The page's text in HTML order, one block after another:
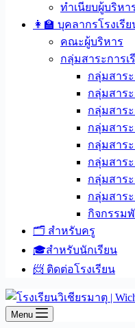
ทำเนียบผู้บริหา
👩‍🏫 บุคลากรโรงเรีย
คณะผู้บริหาร
กลุ่มสาระการเ
กลุ่มสาร
กลุ่มสาร
กลุ่มสาร
กลุ่มสาร
กลุ่มสาร
กลุ่มสาร
กลุ่มสาร
กลุ่มสาร
กิจกรรม
🗂️ สำหรับครู
🎓สำหรับนักเรียน
📨 ติดต่อโรงเรียน
Menu